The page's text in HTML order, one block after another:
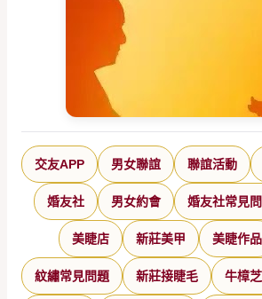
交友APP 男女聯誼 聯誼活動
婚友社 男女約會 婚友社常見
美睫店 新莊美甲 美睫作品
紋繡常見問題 新莊接睫毛 牛樟